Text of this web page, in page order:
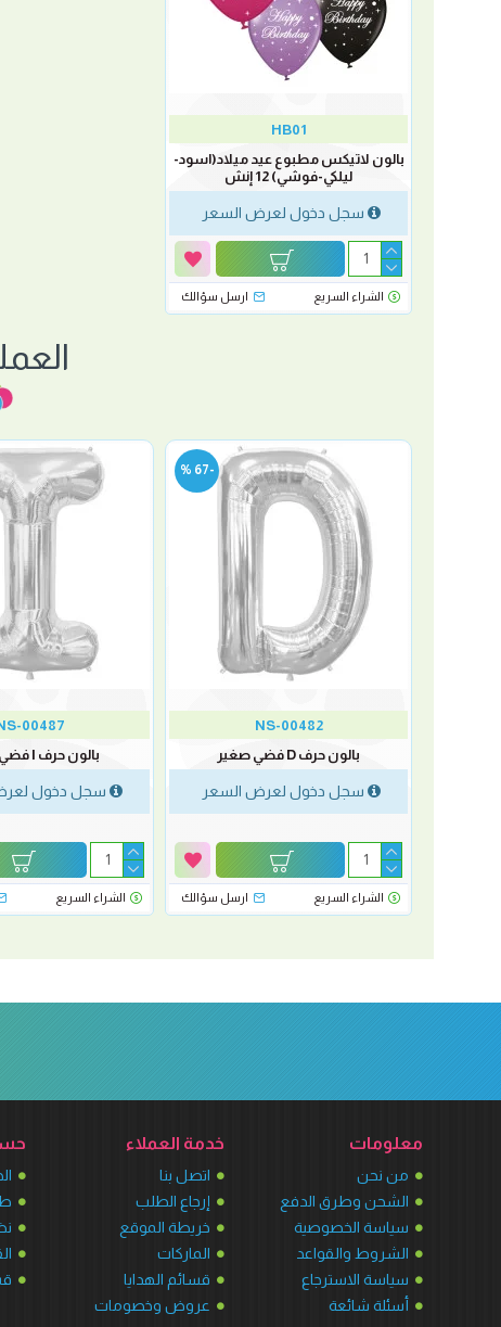
HB01
بالون لاتيكس مطبوع عيد ميلاد(اسود-
ليلكي-فوشي) 12 إنش
سجل دخول لعرض السعر
الشراء السريع ارسل سؤالك
-67 %
NS-00482
بالون حرف D فضي صغير
سجل دخول لعرض السعر
الشراء السريع ارسل سؤالك
00487
بالون حرف I فضي صغير
سجل دخول
الشراء السريع
معلومات
من نحن
الشحن وطرق الدفع
سياسة الخصوصية
الشروط والقواعد
سياسة الاسترجاع
أسئلة شائعة
خدمة العملاء
اتصل بنا
إرجاع الطلب
خريطة الموقع
الماركات
قسائم الهدايا
عروض وخصومات